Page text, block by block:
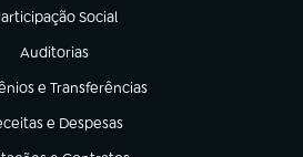
Social
em nova aba)
Auditorias
(abre em nova aba)
e Transferências
nova aba)
e Despesas
em nova aba)